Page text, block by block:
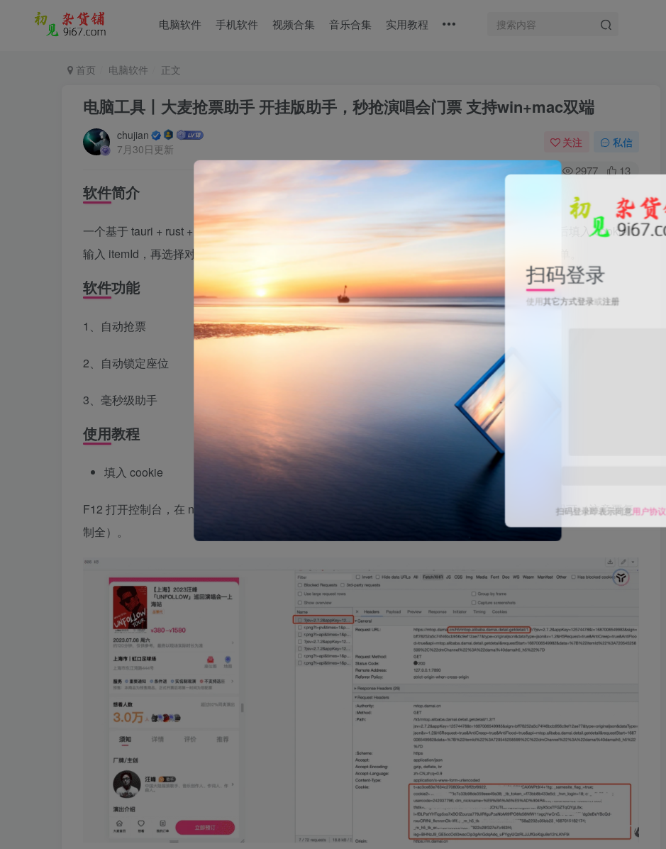
电脑软件 手机软件 视频合集 音乐合集 实用教程
首页 电脑软件 正文
电脑工具丨大麦抢票助手 开挂版助手，秒抢演唱会门票 支持win+mac双端
chujian
7月30日更新
关注 私信
0 2977 13
软件简介
一个基于 tauri + rust + vue 构建的抢票软件，全部调用大麦的接口，目前只支持大麦平台。安装后填入 cookie，
输入 itemId，再选择对应的票档，然后点击抢票即可，不支持选座，尽量不要多次重复尝试下订单。
软件功能
1、自动抢票
2、自动锁定座位
3、毫秒级助手
使用教程
填入 cookie
F12 打开控制台，在 network 下，找到对应的 http 请求，然后找到 cookie 选项，全部复制填入即可（注意要复
制全）。
扫码登录
使用其它方式登录或注册
扫码登录即表示同意用户协议